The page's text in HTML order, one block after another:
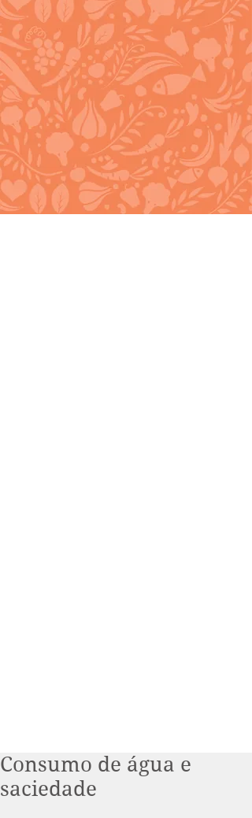
Consumo de água e
saciedade